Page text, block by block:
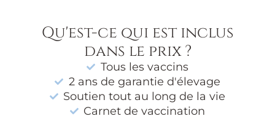
Qu'est-ce qui est inclus
dans le prix ?
Tous les vaccins
2 ans de garantie d'élevage
Soutien tout au long de la vie
Carnet de vaccination